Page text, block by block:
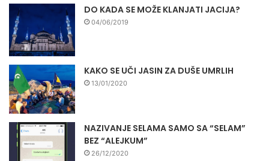
DO KADA SE MOŽE KLANJATI JACIJA?
04/06/2019
KAKO SE UČI JASIN ZA DUŠE UMRLIH
13/01/2020
NAZIVANJE SELAMA SAMO SA “SELAM”
BEZ “ALEJKUM”
26/12/2020